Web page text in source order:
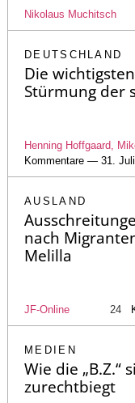
Nikolaus Muchitsch
DEUTSCHLAND
Die
Stürmung der
Henning Hoffgaard,
Kommentare — 31.
AUSLAND
nach
Melilla
JF-Online 24
MEDIEN
Wie die „B.Z.“
zurechtbiegt